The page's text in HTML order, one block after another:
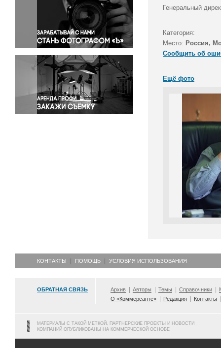
Политика
Правосудие
Происшествия и конфликты
Религия
Светская жизнь
Спорт
Экология
Экономика и бизнес
Генеральный
Категория:
Место: Россия,
Сообщить об
Ещё фото
КОНТАКТЫ ПОМОЩЬ УСЛОВИЯ ИСПОЛЬЗОВАНИЯ
ОБРАТНАЯ СВЯЗЬ Архив Авторы Темы Справочники
О «Коммерсанте»
Редакция Контакты
МАТЕРИАЛЫ С ТАКОЙ МЕТКОЙ, ПАРТНЕРСКИЕ ПРОЕКТЫ И НОВОСТИ
КОМПАНИЙ ОПУБЛИКОВАНЫ НА КОММЕРЧЕСКОЙ ОСНОВЕ